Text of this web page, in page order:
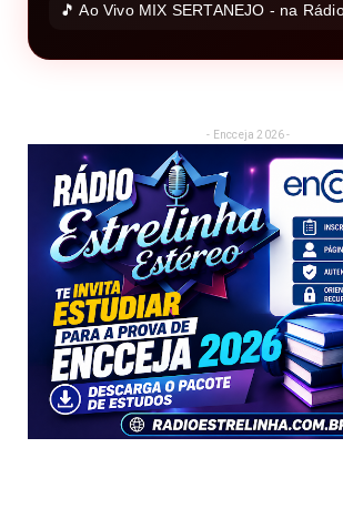
🎵 Ao Vivo MIX SERTANEJO - na
- Encceja 2026 -